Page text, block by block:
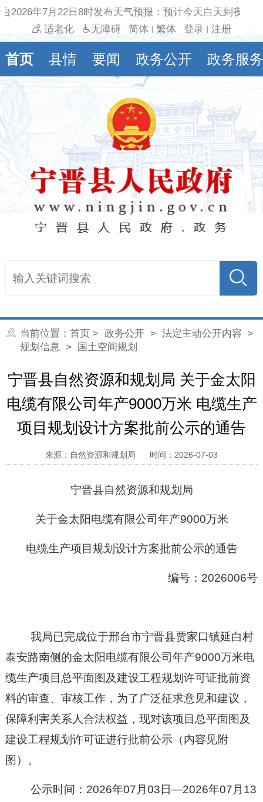
2026年7月22日8时发布天气预报：预计今天白天到夜间
适老化
无障碍 简体 繁体 登录 注册
首页 县情 要闻 政务公开 政务服务
当前位置： 首页 > 政务公开> 法定主动公开内容 >
规划信息 > 国土空间规划
宁晋县自然资源和规划局 关于金太阳
电缆有限公司年产9000万米 电缆生产
项目规划设计方案批前公示的通告
来源：自然资源和规划局 时间：2026-07-03
宁晋县自然资源和规划局
关于金太阳电缆有限公司年产9000万米
电缆生产项目规划设计方案批前公示的通告
编号： 2026006号
我局已完成位于邢台市宁晋县贾家口镇延白村
泰安路南侧的金太阳电缆有限公司年产9000万米电
缆生产项目总平面图及建设工程规划许可证批前资
料的审查、 审核工作，为了广泛征求意见和建议，
保障利害关系人合法权益，现对该项目 总平面图及
建设工程规划许可证进行批前公示（内容见附
图 ） 。
公示时间： 2026年07 月 03 日—2026年07 月 13